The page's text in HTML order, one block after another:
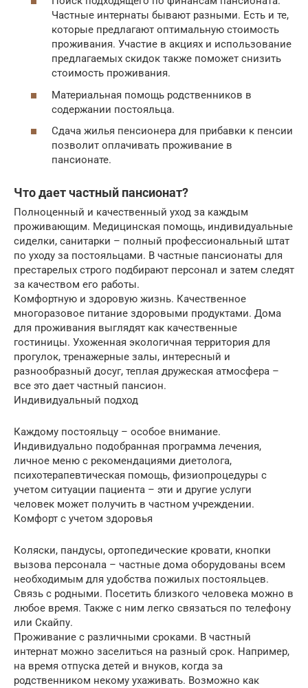
Частные интернаты бывают разными. Есть и те,
которые предлагают оптимальную стоимость
проживания. Участие в акциях и использование
предлагаемых скидок также поможет снизить
стоимость проживания.
Материальная помощь родственников в
содержании постояльца.
Сдача жилья пенсионера для прибавки к пенсии
позволит оплачивать проживание в
пансионате.
Что дает частный пансионат?
Полноценный и качественный уход за каждым
проживающим. Медицинская помощь, индивидуальные
сиделки, санитарки – полный профессиональный штат
по уходу за постояльцами. В частные пансионаты для
престарелых строго подбирают персонал и затем следят
за качеством его работы.
Комфортную и здоровую жизнь. Качественное
многоразовое питание здоровыми продуктами. Дома
для проживания выглядят как качественные
гостиницы. Ухоженная экологичная территория для
прогулок, тренажерные залы, интересный и
разнообразный досуг, теплая дружеская атмосфера –
все это дает частный пансион.
Индивидуальный подход
Каждому постояльцу – особое внимание.
Индивидуально подобранная программа лечения,
личное меню с рекомендациями диетолога,
психотерапевтическая помощь, физиопроцедуры с
учетом ситуации пациента – эти и другие услуги
человек может получить в частном учреждении.
Комфорт с учетом здоровья
Коляски, пандусы, ортопедические кровати, кнопки
вызова персонала – частные дома оборудованы всем
необходимым для удобства пожилых постояльцев.
Связь с родными. Посетить близкого человека можно в
любое время. Также с ним легко связаться по телефону
или Скайпу.
Проживание с различными сроками. В частный
интернат можно заселиться на разный срок. Например,
на время отпуска детей и внуков, когда за
родственником некому ухаживать. Возможно как